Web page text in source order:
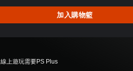
加入購物籃
線上遊玩需要PS Plus